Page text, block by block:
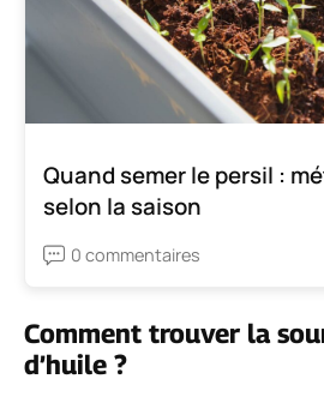
Quand semer le persil :
selon la saison
0 commentaires
Comment trouver la
d’huile ?